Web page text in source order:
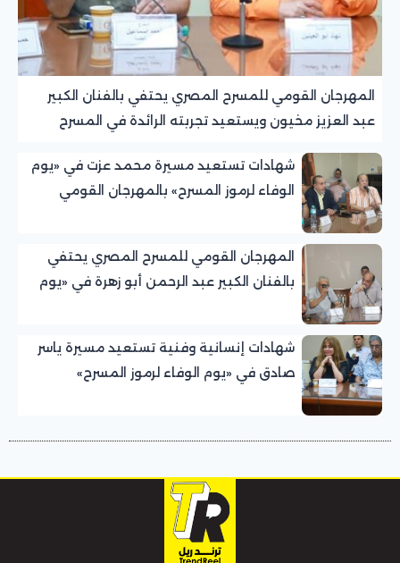
المهرجان القومي للمسرح المصري يحتفي بالفنان الكبير
عبد العزيز مخيون ويستعيد تجربته الرائدة في المسرح
شهادات تستعيد مسيرة محمد عزت في «يوم
الوفاء لرموز المسرح» بالمهرجان القومي
المهرجان القومي للمسرح المصري يحتفي
بالفنان الكبير عبد الرحمن أبو زهرة في «يوم
شهادات إنسانية وفنية تستعيد مسيرة ياسر
صادق في «يوم الوفاء لرموز المسرح»